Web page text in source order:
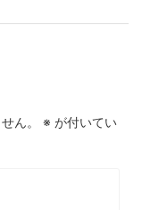
ん。 ※ が付いてい